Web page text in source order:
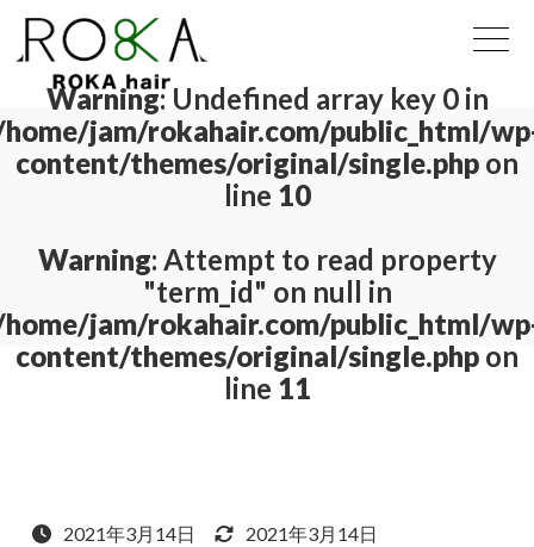
Warning: Undefined array key 0 in
jam/rokahair.com/public_html/
content/themes/original/single.php on
line 10
Warning: Attempt to read property
"term_id" on null in
jam/rokahair.com/public_html/
content/themes/original/single.php on
line 11
2021年3月14日 2021年3月14日